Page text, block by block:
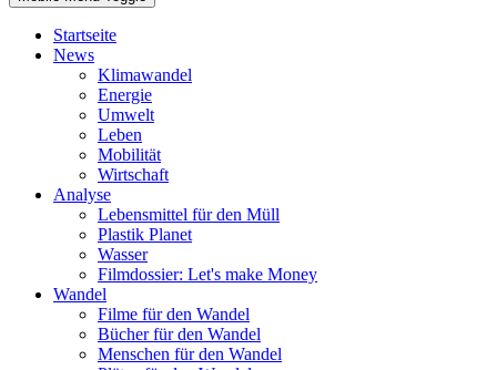
Startseite
News
Klimawandel
Energie
Umwelt
Leben
Mobilität
Wirtschaft
Analyse
Lebensmittel für den Müll
Plastik Planet
Wasser
Filmdossier: Let's make Money
Wandel
Filme für den Wandel
Bücher für den Wandel
Menschen für den Wandel